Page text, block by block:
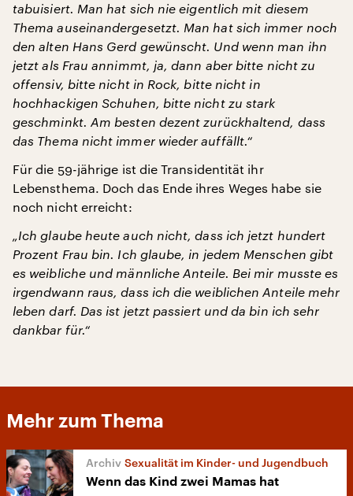
tabuisiert. Man hat sich nie eigentlich mit diesem
Thema auseinandergesetzt. Man hat sich immer noch
den alten Hans Gerd gewünscht. Und wenn man ihn
jetzt als Frau annimmt, ja, dann aber bitte nicht zu
offensiv, bitte nicht in Rock, bitte nicht in
hochhackigen Schuhen, bitte nicht zu stark
geschminkt. Am besten dezent zurückhaltend, dass
das Thema nicht immer wieder auffällt.“
Für die 59-jährige ist die Transidentität ihr
Lebensthema. Doch das Ende ihres Weges habe sie
noch nicht erreicht:
„Ich glaube heute auch nicht, dass ich jetzt hundert
Prozent Frau bin. Ich glaube, in jedem Menschen gibt
es weibliche und männliche Anteile. Bei mir musste es
irgendwann raus, dass ich die weiblichen Anteile mehr
leben darf. Das ist jetzt passiert und da bin ich sehr
dankbar für.“
Mehr zum Thema
Sexualität im Kinder- und Jugendbuch
Wenn das Kind zwei Mamas hat